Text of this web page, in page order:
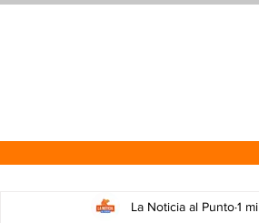
La Noticia al Punto1